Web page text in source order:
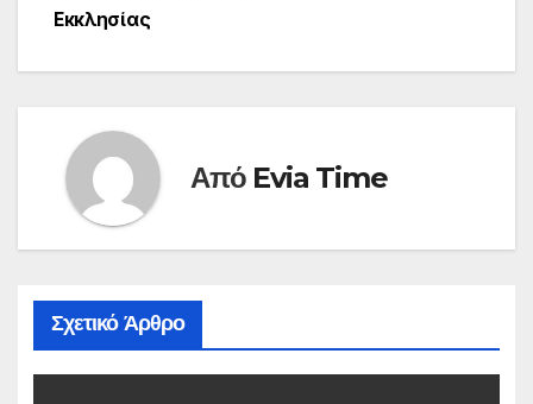
Εκκλησίας
Από Evia Time
Σχετικό Άρθρο